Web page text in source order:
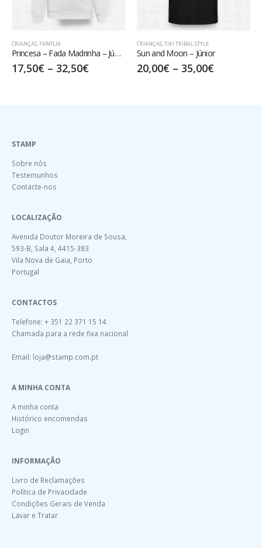
CRIANÇAS, FAMÍLIA
Princesa – Fada Madrinha – Júnior
17,50€ – 32,50€
CRIANÇAS,TIKI TRIBAL STYLE
Sun and Moon – Júnior
20,00€ – 35,00€
STAMP
Sobre nós
Testemunhos
Contacte-nos
LOCALIZAÇÃO
Avenida Doutor Moreira de Sousa,
593-B, Sala 4, 4415-383
Vila Nova de Gaia, Porto
Portugal
CONTACTOS
Telefone: + 351 22 371 15 14
Chamada para a rede fixa nacional
Email: loja@stamp.com.pt
A MINHA CONTA
A minha conta
Histórico encomendas
Login
INFORMAÇÃO
Livro de Reclamações
Política de Privacidade
Condições Gerais de Venda
Lavar e Tratar